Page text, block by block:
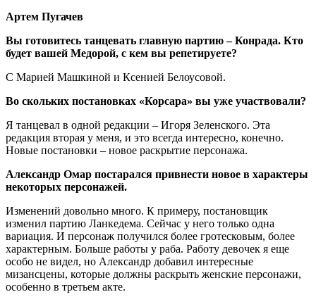
Артем Пугачев
Вы готовитесь танцевать главную партию ‒ Конрада. Кто
будет вашей Медорой, с кем вы репетируете?
С Марией Машкиной и Ксенией Белоусовой.
Во скольких постановках «Корсара» вы уже участвовали?
Я танцевал в одной редакции ‒ Игоря Зеленского. Эта
редакция вторая у меня, и это всегда интересно, конечно.
Новые постановки – новое раскрытие персонажа.
Александр Омар постарался привнести новое в характеры
некоторых персонажей.
Изменений довольно много. К примеру, постановщик
изменил партию Ланкедема. Сейчас у него только одна
вариация. И персонаж получился более гротесковым, более
характерным. Больше работы у раба. Работу девочек я еще
особо не видел, но Александр добавил интересные
мизансцены, которые должны раскрыть женские персонажи,
особенно в третьем акте.